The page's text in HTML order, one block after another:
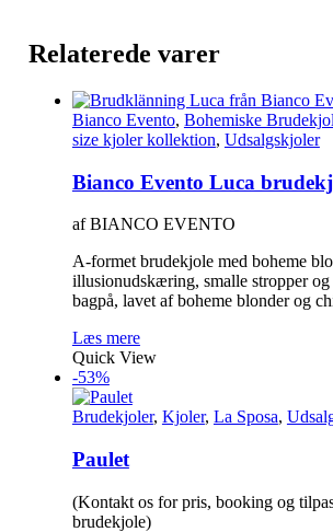
Relaterede varer
Bianco Evento, Bohemiske
size kjoler kollektion, Udsalgskjoler
Bianco Evento Luca
af BIANCO EVENTO
A-formet brudekjole med boheme
illusionudskæring, smalle stropper
bagpå, lavet af boheme blonder og
Læs mere
Quick View
-53%
Brudekjoler, Kjoler, La Sposa,
Paulet
(Kontakt os for pris, booking og
brudekjole)